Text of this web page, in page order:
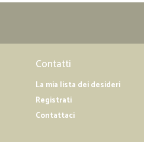
Contatti
La mia lista dei desideri
Registrati
Contattaci